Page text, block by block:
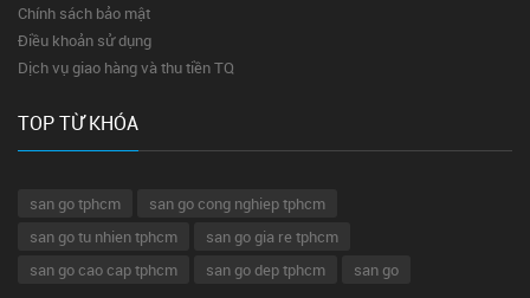
Chính sách bảo mật
Điều khoản sử dụng
Dịch vụ giao hàng và thu tiền TQ
TOP TỪ KHÓA
san go tphcm
san go cong nghiep tphcm
san go tu nhien tphcm
san go gia re tphcm
san go cao cap tphcm
san go dep tphcm san go